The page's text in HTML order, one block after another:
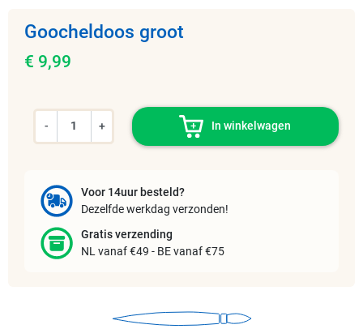
Goocheldoos groot
€ 9,99
- + In winkelwagen
Voor 14uur besteld?
Dezelfde werkdag verzonden!
Gratis verzending
NL vanaf €49 - BE vanaf €75